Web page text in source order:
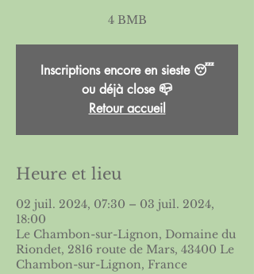
Inscriptions encore en sieste 😴
ou déjà close 📪
Retour accueil
Heure et lieu
02 juil. 2024, 07:30 – 03 juil. 2024,
18:00
Le Chambon-sur-Lignon, Domaine du
Riondet, 2816 route de Mars, 43400 Le
Chambon-sur-Lignon, France